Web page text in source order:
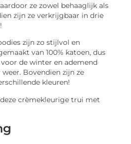
ze zowel behaaglijk als
zijn ze verkrijgbaar in drie
zijn zo stijlvol en
van 100% katoen, dus
de winter en ademend
Bovendien zijn ze
kleuren!
crèmekleurige trui met